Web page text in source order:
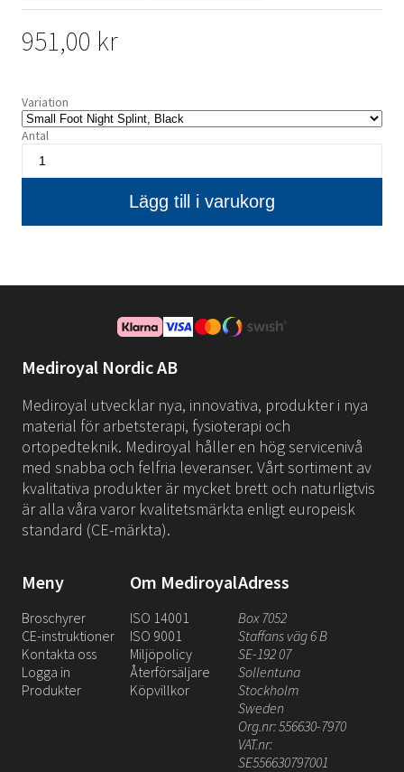
951,00 kr
Variation
Antal
Mediroyal Nordic AB
Mediroyal utvecklar nya, innovativa, produkter i nya
material för arbetsterapi, fysioterapi och
ortopedteknik. Mediroyal håller en hög servicenivå
med snabba och felfria leveranser. Vårt sortiment av
kvalitativa produkter är mycket brett och naturligtvis
är alla våra varor kvalitetsmärkta enligt europeisk
standard (CE-märkta).
Meny
Broschyrer
CE-instruktioner
Kontakta oss
Logga in
Produkter
Om Mediroyal
ISO 14001
ISO 9001
Miljöpolicy
Återförsäljare
Köpvillkor
Adress
Box 7052
Staffans väg 6 B
SE-192 07
Sollentuna
Stockholm
Sweden
Org.nr: 556630-7970
VAT.nr:
SE556630797001